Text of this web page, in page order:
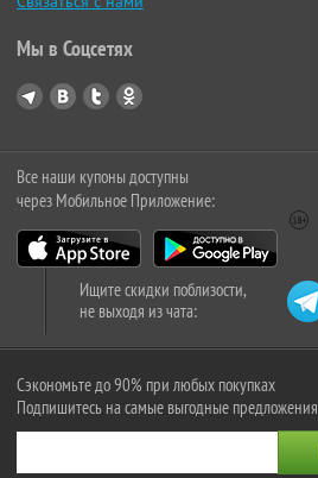
Мы в Соцсетях
Все наши купоны доступны
через Мобильное Приложение:
Ищите скидки поблизости,
не выходя из чата:
Сэкономьте до 90% при любых покупках
Подпишитесь на самые выгодные предложения